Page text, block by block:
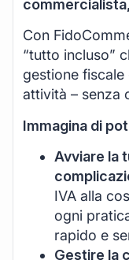
Con
“tutto incluso”
gestione
attività – senza
Immagina di
Avviare la
IVA alla
ogni
rapido e
Gestire la